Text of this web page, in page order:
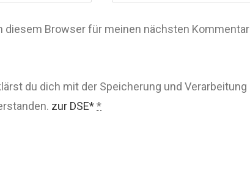
diesem Browser für meinen nächsten Kommentar
du dich mit der Speicherung und Verarbeitung
zur DSE**